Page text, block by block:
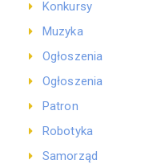
Konkursy
Muzyka
Ogłoszenia
Ogłoszenia
Patron
Robotyka
Samorząd